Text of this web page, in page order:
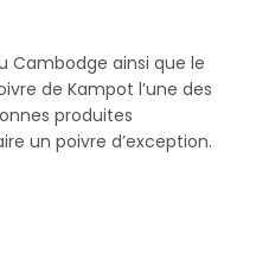
Cambodge ainsi que le
de Kampot l’une des
produites
un poivre d’exception.